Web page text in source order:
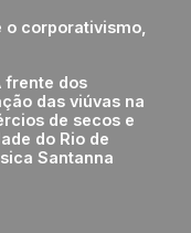
o corporativismo,
frente dos
das viúvas na
de secos e
do Rio de
Santanna